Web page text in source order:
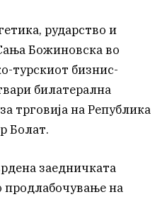
рударство и
Божиновска во
турскиот бизнис-
билатерална
трговија на Република
Болат.
заедничката
на